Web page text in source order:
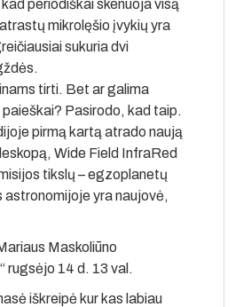
periodiškai skenuoja visą
mikrolęšio įvykių yra
sukuria dvi
tirti. Bet ar galima
Pasirodo, kad taip.
pirmą kartą atrado naują
Wide Field InfraRed
tikslų – egzoplanetų
yra naujovė,
Maskoliūno
rugsėjo 14 d. 13 val.
iškreipė kur kas labiau